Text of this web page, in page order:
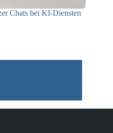
Chats bei KI-Diensten